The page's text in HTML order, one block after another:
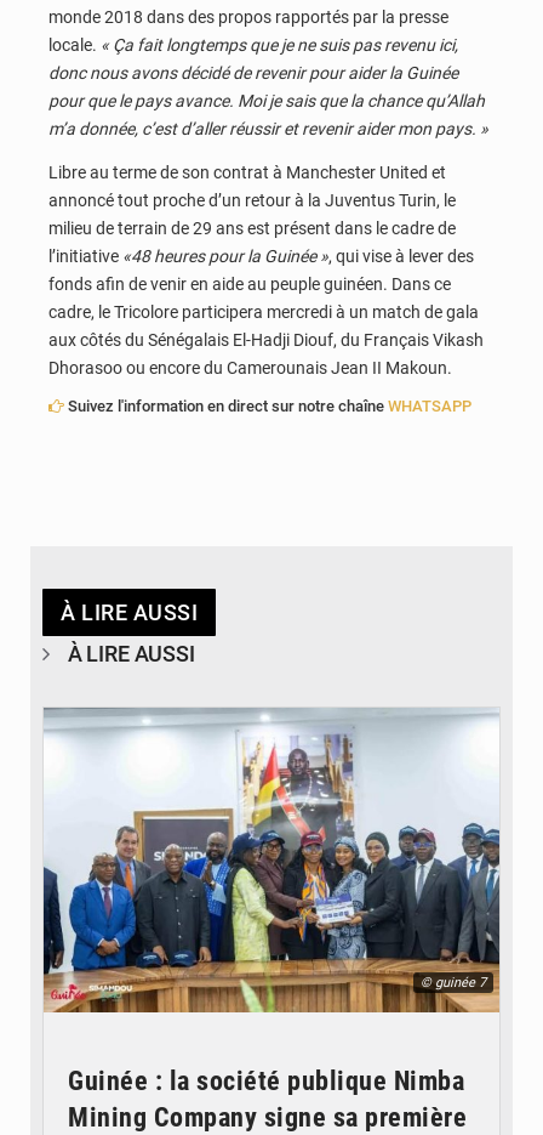
monde 2018 dans des propos rapportés par la presse
locale. « Ça fait longtemps que je ne suis pas revenu ici,
donc nous avons décidé de revenir pour aider la Guinée
pour que le pays avance. Moi je sais que la chance qu’Allah
m’a donnée, c’est d’aller réussir et revenir aider mon pays. »
Libre au terme de son contrat à Manchester United et
annoncé tout proche d’un retour à la Juventus Turin, le
milieu de terrain de 29 ans est présent dans le cadre de
l’initiative «48 heures pour la Guinée », qui vise à lever des
fonds afin de venir en aide au peuple guinéen. Dans ce
cadre, le Tricolore participera mercredi à un match de gala
aux côtés du Sénégalais El-Hadji Diouf, du Français Vikash
Dhorasoo ou encore du Camerounais Jean II Makoun.
Suivez l'information en direct sur notre chaîne WHATSAPP
À LIRE AUSSI
À LIRE AUSSI
© guinée 7
Guinée : la société publique Nimba
Mining Company signe sa première